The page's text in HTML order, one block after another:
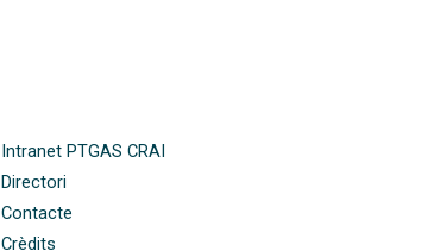
Intranet PTGAS CRAI
Directori
Contacte
Crèdits